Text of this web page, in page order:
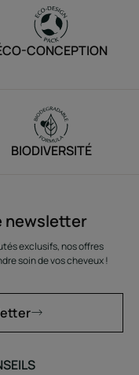
CONCEPTION
BIODIVERSITÉ
newsletter
exclusifs, nos offres
soin de vos cheveux !